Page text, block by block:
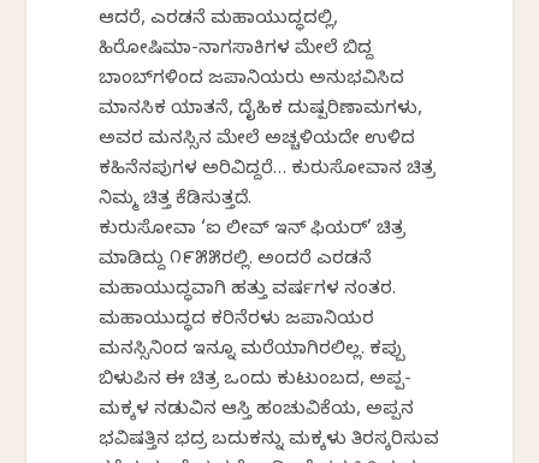
ಆದರೆ, ಎರಡನೆ ಮಹಾಯುದ್ಧದಲ್ಲಿ,
ಹಿರೋಷಿಮಾ-ನಾಗಸಾಕಿಗಳ ಮೇಲೆ ಬಿದ್ದ
ಬಾಂಬ್‌ಗಳಿಂದ ಜಪಾನಿಯರು ಅನುಭವಿಸಿದ
ಮಾನಸಿಕ ಯಾತನೆ, ದೈಹಿಕ ದುಷ್ಪರಿಣಾಮಗಳು,
ಅವರ ಮನಸ್ಸಿನ ಮೇಲೆ ಅಚ್ಚಳಿಯದೇ ಉಳಿದ
ಕಹಿನೆನಪುಗಳ ಅರಿವಿದ್ದರೆ… ಕುರುಸೋವಾನ ಚಿತ್ರ
ನಿಮ್ಮ ಚಿತ್ತ ಕೆಡಿಸುತ್ತದೆ.
ಕುರುಸೋವಾ ‘ಐ ಲೀವ್ ಇನ್ ಫಿಯರ್’ ಚಿತ್ರ
ಮಾಡಿದ್ದು ೧೯೫೫ರಲ್ಲಿ. ಅಂದರೆ ಎರಡನೆ
ಮಹಾಯುದ್ಧವಾಗಿ ಹತ್ತು ವರ್ಷಗಳ ನಂತರ.
ಮಹಾಯುದ್ಧದ ಕರಿನೆರಳು ಜಪಾನಿಯರ
ಮನಸ್ಸಿನಿಂದ ಇನ್ನೂ ಮರೆಯಾಗಿರಲಿಲ್ಲ. ಕಪ್ಪು
ಬಿಳುಪಿನ ಈ ಚಿತ್ರ ಒಂದು ಕುಟುಂಬದ, ಅಪ್ಪ-
ಮಕ್ಕಳ ನಡುವಿನ ಆಸ್ತಿ ಹಂಚುವಿಕೆಯ, ಅಪ್ಪನ
ಭವಿಷತ್ತಿನ ಭದ್ರ ಬದುಕನ್ನು ಮಕ್ಕಳು ತಿರಸ್ಕರಿಸುವ